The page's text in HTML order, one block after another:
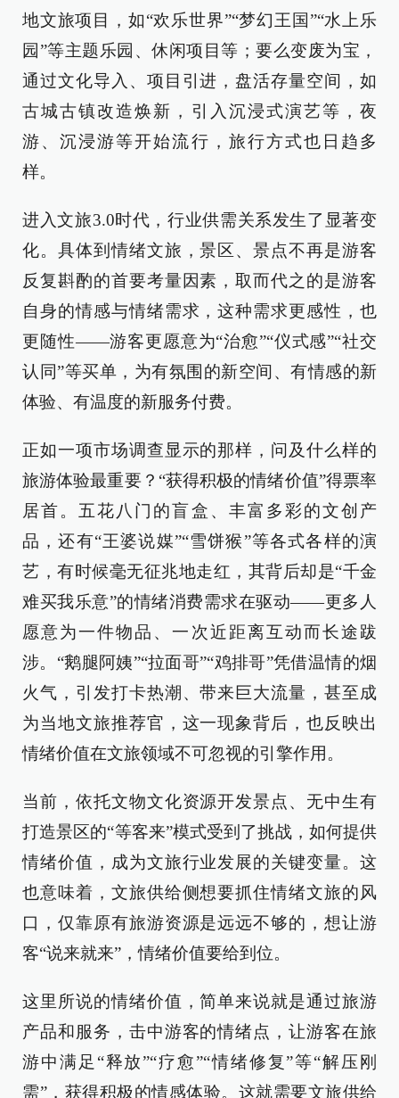
地文旅项目，如“欢乐世界”“梦幻王国”“水上乐
园”等主题乐园、休闲项目等；要么变废为宝，
通过文化导入、项目引进，盘活存量空间，如
古城古镇改造焕新，引入沉浸式演艺等，夜
游、沉浸游等开始流行，旅行方式也日趋多
样。
进入文旅3.0时代，行业供需关系发生了显著变
化。具体到情绪文旅，景区、景点不再是游客
反复斟酌的首要考量因素，取而代之的是游客
自身的情感与情绪需求，这种需求更感性，也
更随性——游客更愿意为“治愈”“仪式感”“社交
认同”等买单，为有氛围的新空间、有情感的新
体验、有温度的新服务付费。
正如一项市场调查显示的那样，问及什么样的
旅游体验最重要？“获得积极的情绪价值”得票率
居首。五花八门的盲盒、丰富多彩的文创产
品，还有“王婆说媒”“雪饼猴”等各式各样的演
艺，有时候毫无征兆地走红，其背后却是“千金
难买我乐意”的情绪消费需求在驱动——更多人
愿意为一件物品、一次近距离互动而长途跋
涉。“鹅腿阿姨”“拉面哥”“鸡排哥”凭借温情的烟
火气，引发打卡热潮、带来巨大流量，甚至成
为当地文旅推荐官，这一现象背后，也反映出
情绪价值在文旅领域不可忽视的引擎作用。
当前，依托文物文化资源开发景点、无中生有
打造景区的“等客来”模式受到了挑战，如何提供
情绪价值，成为文旅行业发展的关键变量。这
也意味着，文旅供给侧想要抓住情绪文旅的风
口，仅靠原有旅游资源是远远不够的，想让游
客“说来就来”，情绪价值要给到位。
这里所说的情绪价值，简单来说就是通过旅游
产品和服务，击中游客的情绪点，让游客在旅
游中满足“释放”“疗愈”“情绪修复”等“解压刚
需”，获得积极的情感体验。这就需要文旅供给